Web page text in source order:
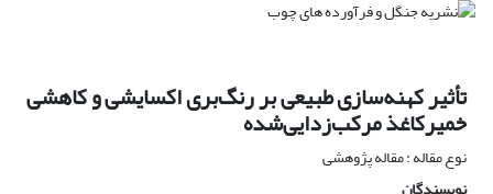
تأثیر کهنه‌سازی طبیعی بر رنگ‌بری اکسایشی و کاهشی
خمیرکاغذ مرکب‌زدایی‌شده
نوع مقاله : مقاله پژوهشی